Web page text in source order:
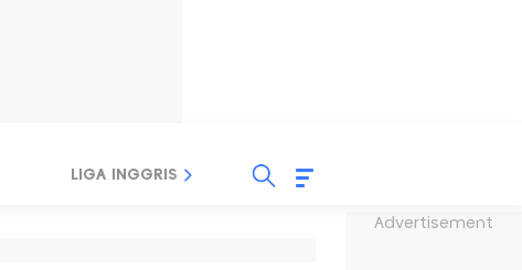
Advertisement
LIGA INGGRIS LIGA ITALIA